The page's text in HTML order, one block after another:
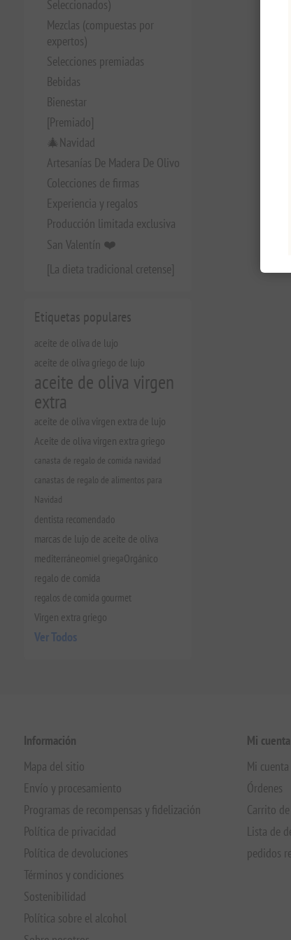
Seleccionados)
Mezclas (compuestas por
expertos)
Selecciones premiadas
Bebidas
Bienestar
[Premiado]
🎄Navidad
Artesanías De Madera De Olivo
Colecciones de firmas
Experiencia y regalos
Producción limitada exclusiva
San Valentín ❤️
[La dieta tradicional cretense]
Etiquetas populares
aceite de oliva de lujo
aceite de oliva griego de lujo
aceite de oliva virgen
extra
aceite de oliva virgen extra de lujo
Aceite de oliva virgen extra griego
canasta de regalo de comida navidad
canastas de regalo de alimentos para
Navidad
dentista recomendado
marcas de lujo de aceite de oliva
mediterráneomiel griegaOrgánico
regalo de comida
regalos de comida gourmet
Virgen extra griego
Ver Todos
Información
Mapa del sitio
Envío y procesamiento
Programas de recompensas y fidelización
Política de privacidad
Política de devoluciones
Términos y condiciones
Sostenibilidad
Política sobre el alcohol
Mi cuenta
Mi cuenta
Órdenes
Carrito
Lista de
pedidos